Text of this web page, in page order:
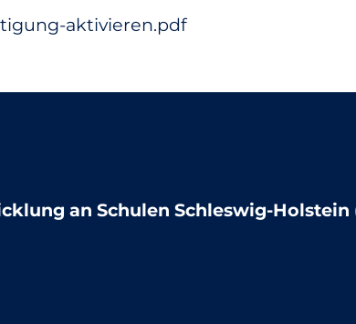
aktivieren.pdf
an Schulen Schleswig-Holstein